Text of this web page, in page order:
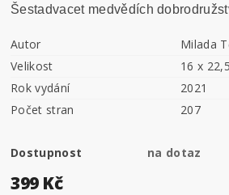
Šestadvacet medvědích
Autor
Milada
Velikost
16 x
Rok vydání
2021
Počet stran
207
Dostupnost na dotaz
399 Kč